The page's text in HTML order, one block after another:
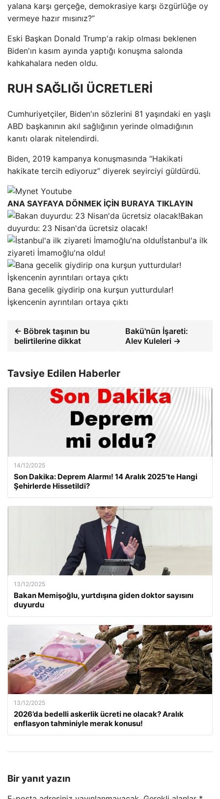
yalana karşı gerçeğe, demokrasiye karşı özgürlüğe oy
vermeye hazır mısınız?”
Eski Başkan Donald Trump'a rakip olması beklenen
Biden'ın kasım ayında yaptığı konuşma salonda
kahkahalara neden oldu.
RUH SAĞLIĞI ÜCRETLERİ
Cumhuriyetçiler, Biden'ın sözlerini 81 yaşındaki en yaşlı
ABD başkanının akıl sağlığının yerinde olmadığının
kanıtı olarak nitelendirdi.
Biden, 2019 kampanya konuşmasında “Hakikati
hakikate tercih ediyoruz” diyerek seyirciyi güldürdü.
ANA SAYFAYA DÖNMEK İÇİN BURAYA TIKLAYIN
Bakan
duyurdu: 23 Nisan'da ücretsiz olacak!
İstanbul'a ilk
ziyareti İmamoğlu'na oldu!
Bana gecelik giydirip ona kurşun yutturdular!
İşkencenin ayrıntıları ortaya çıktı
← Böbrek taşının bu
belirtilerine dikkat
Bakü'nün İşareti:
Alev Kuleleri →
Tavsiye Edilen Haberler
14/12/2025
Son Dakika: Deprem Alarmı! 14 Aralık 2025’te Hangi
Şehirlerde Hissetildi?
13/12/2025
Bakan Memişoğlu, yurtdışına giden doktor sayısını
duyurdu
13/12/2025
2026’da bedelli askerlik ücreti ne olacak? Aralık
enflasyon tahminiyle merak konusu!
Bir yanıt yazın